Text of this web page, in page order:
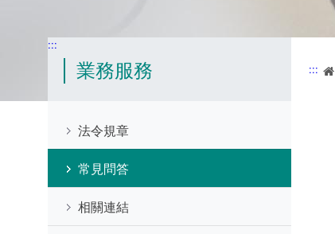
:::
業務服務
法令規章
常見問答
相關連結
:::